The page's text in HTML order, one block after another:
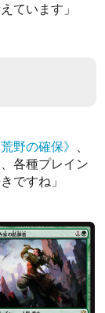
ています」
荒野の確保》 、
各種プレイン
ですね」